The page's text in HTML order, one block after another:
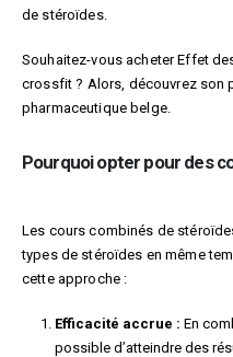
de stéroïdes.
Souhaitez-vous acheter Effet
crossfit ? Alors, découvrez son
pharmaceutique belge.
Pourquoi opter pour des
Les cours combinés de
types de stéroïdes en même
cette approche :
Efficacité accrue : En
possible d’atteindre des